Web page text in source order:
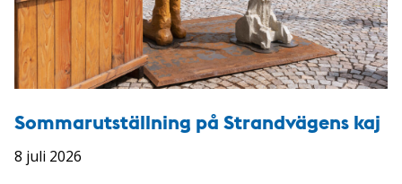
Sommarutställning på Strandvägens kaj
8 juli 2026